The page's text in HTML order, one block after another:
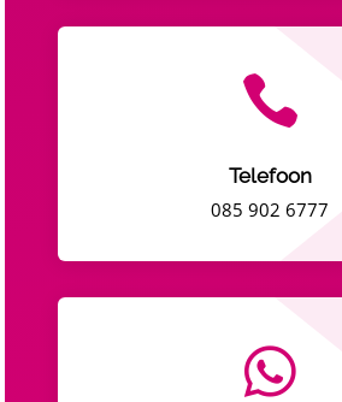

Telefoon
085 902 6777
